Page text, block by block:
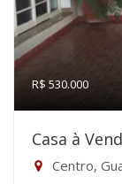
R$ 530.000
Casa à
Centro,